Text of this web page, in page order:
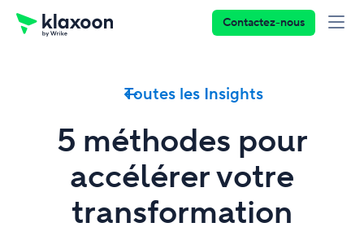
Contactez-nous
Toutes les Insights
5 méthodes pour
accélérer votre
transformation